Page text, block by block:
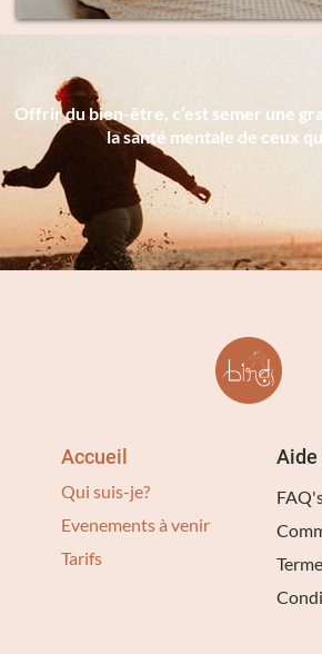
Offrir du bien-être, c’est semer une
la santé mentale de ceux
Accueil
Qui suis-je?
Evenements à venir
Tarifs
Aide